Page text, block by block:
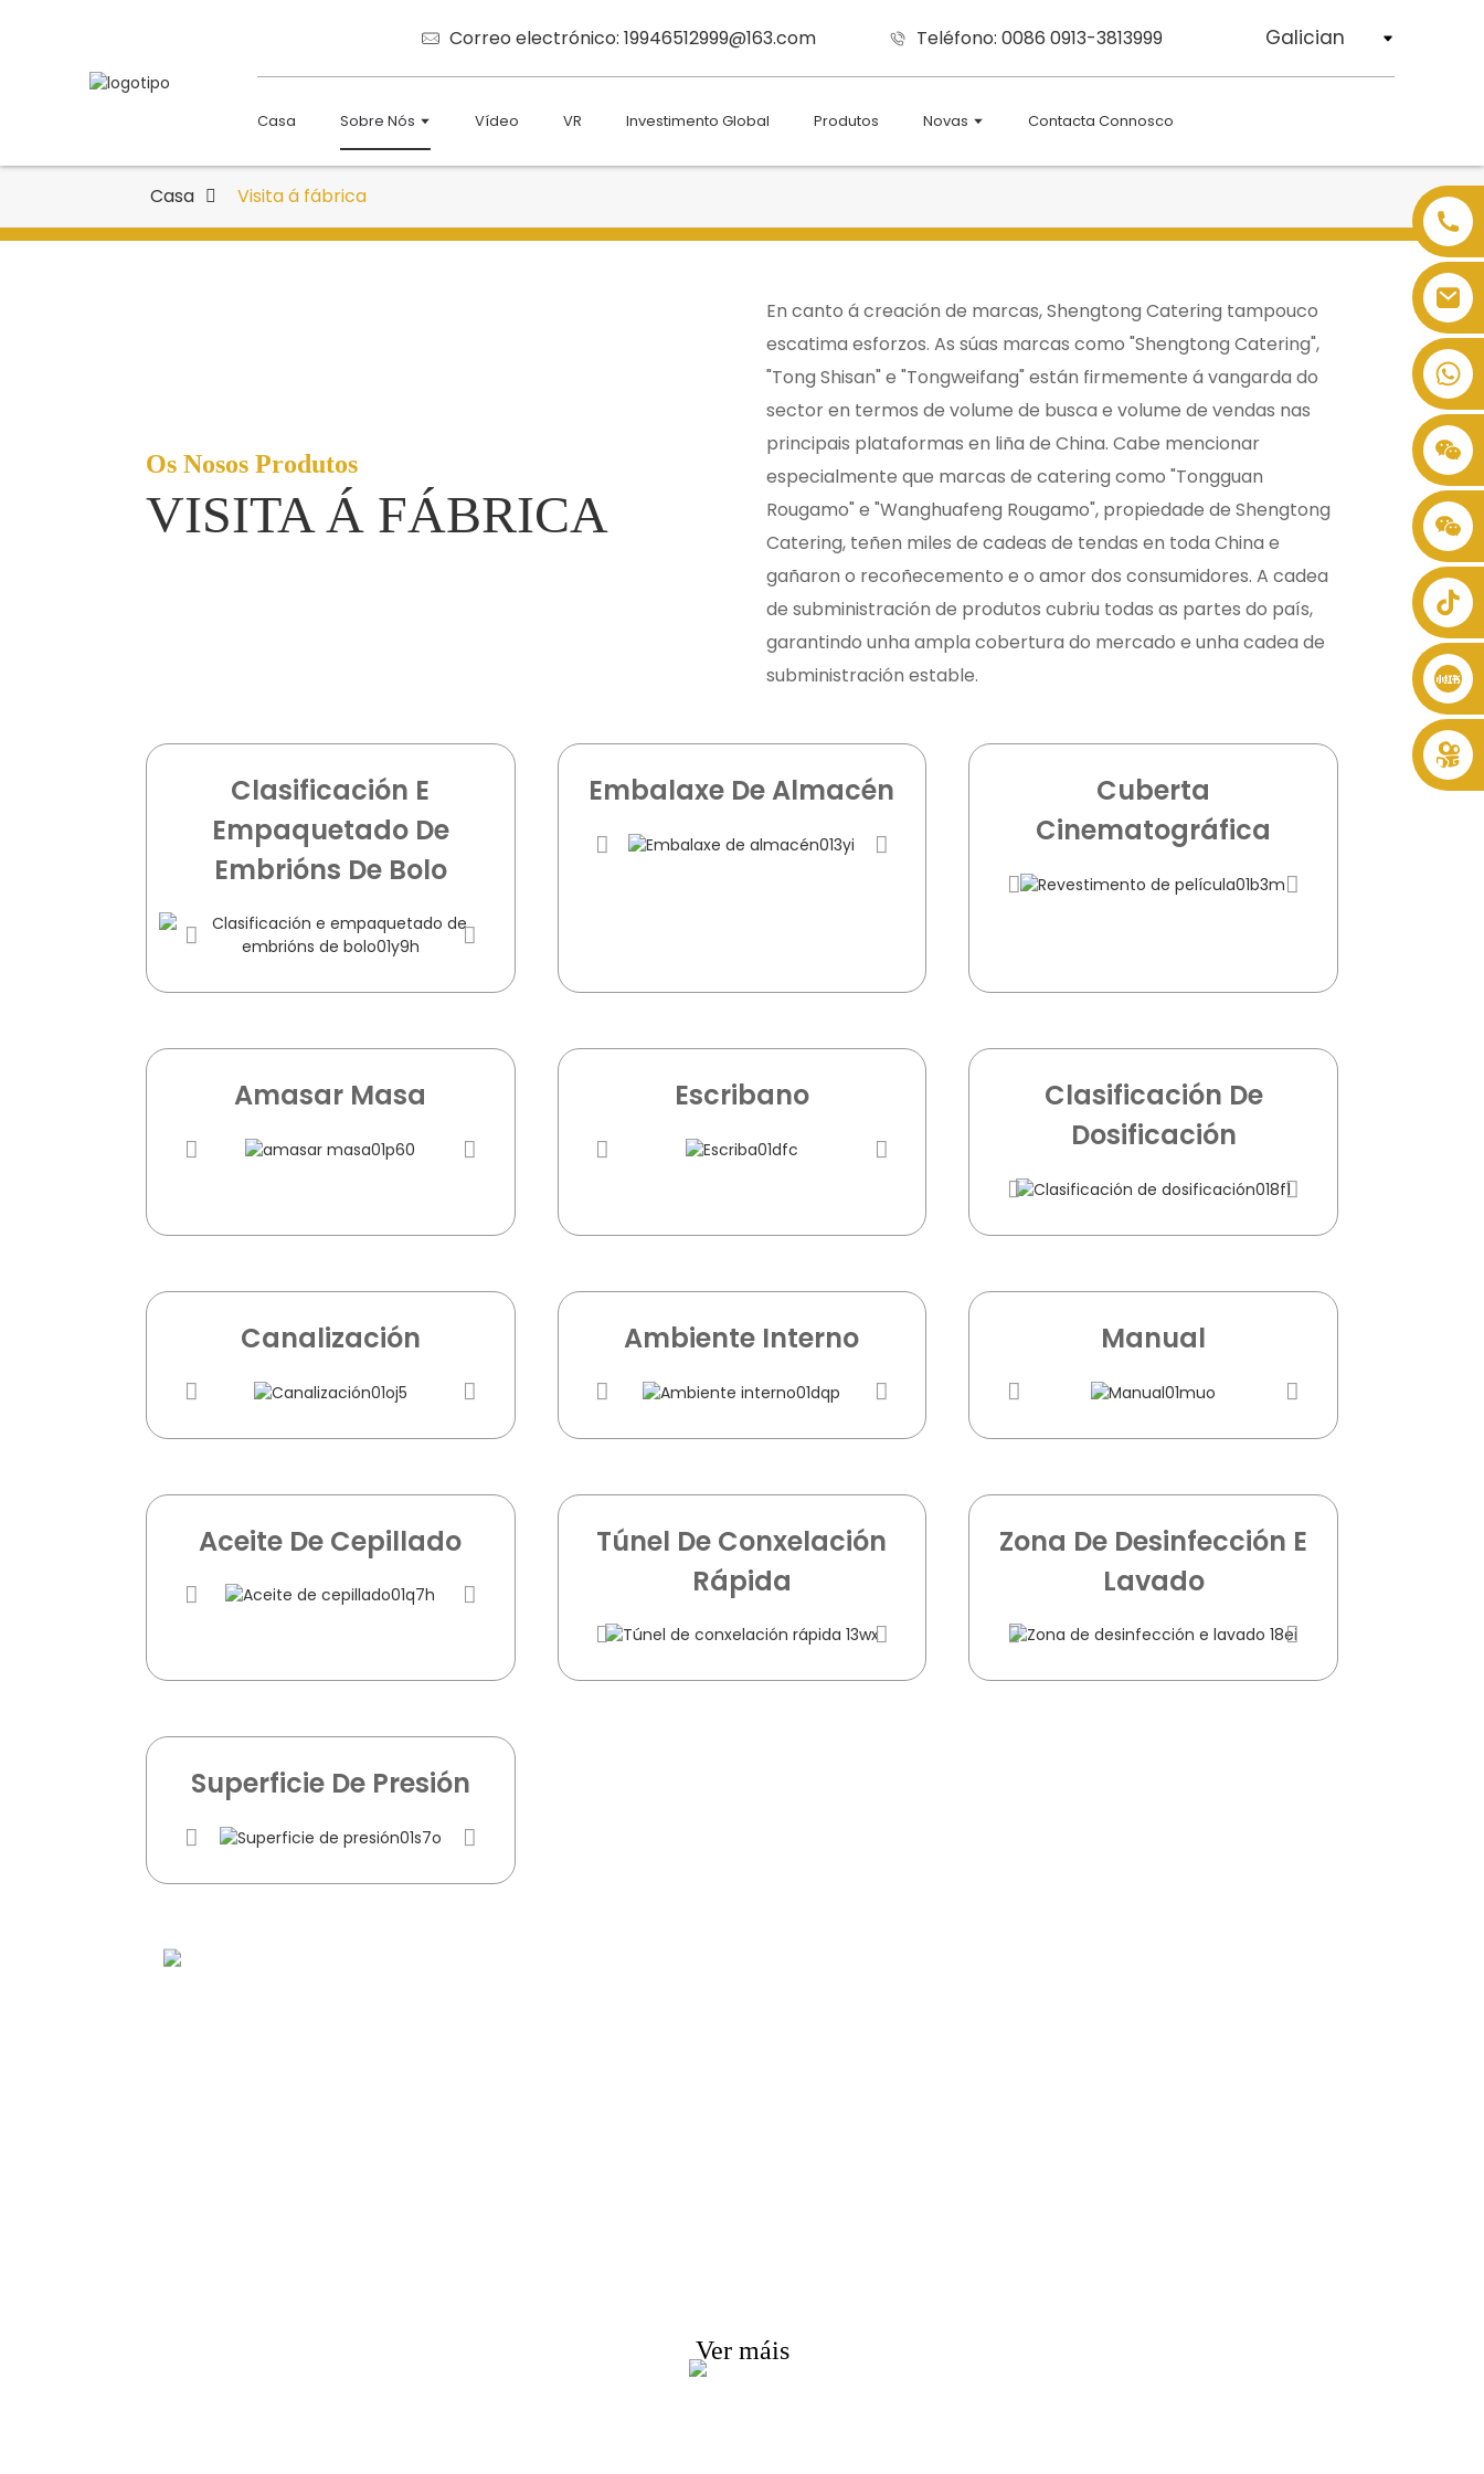
Correo electrónico: 19946512999@163.com Teléfono: 0086 0913-3813999 Galician
Casa Sobre Nós Vídeo VR Investimento Global Produtos Novas Contacta Connosco
+86 8619946512999
Casa Visita á fábrica
Os Nosos Produtos
VISITA Á FÁBRICA
En canto á creación de marcas, Shengtong Catering tampouco
escatima esforzos. As súas marcas como "Shengtong Catering",
"Tong Shisan" e "Tongweifang" están firmemente á vangarda do
sector en termos de volume de busca e volume de vendas nas
principais plataformas en liña de China. Cabe mencionar
especialmente que marcas de catering como "Tongguan
Rougamo" e "Wanghuafeng Rougamo", propiedade de Shengtong
Catering, teñen miles de cadeas de tendas en toda China e
gañaron o recoñecemento e o amor dos consumidores. A cadea
de subministración de produtos cubriu todas as partes do país,
garantindo unha ampla cobertura do mercado e unha cadea de
subministración estable.
Clasificación E
Empaquetado De
Embrións De Bolo
Embalaxe De Almacén
Cuberta
Cinematográfica
Amasar Masa Escribano
Clasificación De
Dosificación
Canalización Ambiente Interno Manual
Aceite De Cepillado
Túnel De Conxelación
Rápida
Zona De Desinfección E
Lavado
Superficie De Presión
Ver máis